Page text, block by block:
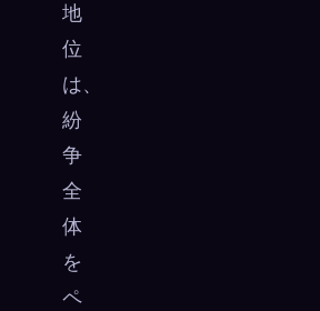
地
位
は、
紛
争
全
体
を
ペ